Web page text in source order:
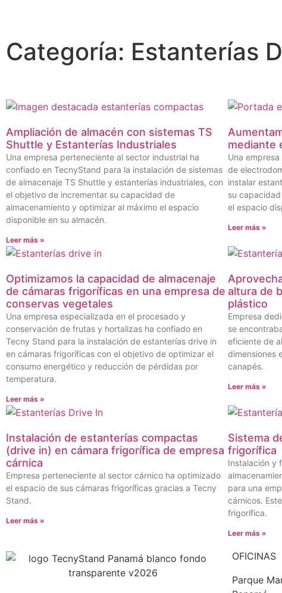
Categoría: Estanterías
Ampliación de almacén con sistemas TS
Shuttle y Estanterías Industriales
Una empresa perteneciente al sector industrial ha
confiado en TecnyStand para la instalación de sistemas
de almacenaje TS Shuttle y estanterías industriales, con
el objetivo de incrementar su capacidad de
almacenamiento y optimizar al máximo el espacio
disponible en su almacén.
Leer más »
mediante
Una
de
instalar
su
el espacio
Leer más »
Optimizamos la capacidad de almacenaje
de cámaras frigoríficas en una empresa de
conservas vegetales
Una empresa especializada en el procesado y
conservación de frutas y hortalizas ha confiado en
Tecny Stand para la instalación de estanterías drive in
en cámaras frigoríficas con el objetivo de optimizar el
consumo energético y reducción de pérdidas por
temperatura.
Leer más »
altura de
plástico
Empresa
se
eficiente de
dimensiones
canapés.
Leer más »
Instalación de estanterías compactas
(drive in) en cámara frigorífica de empresa
cárnica
Empresa perteneciente al sector cárnico ha optimizado
el espacio de sus cámaras frigoríficas gracias a Tecny
Stand.
Leer más »
Sistema
frigorífica
Instalación y
para una
cárnicos.
frigorífica.
Leer más »
OFICINAS
Parque